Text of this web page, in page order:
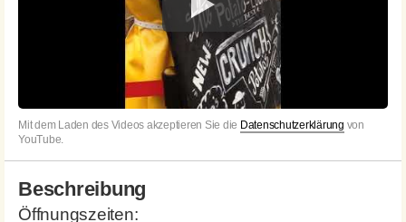
Mit dem Laden des Videos akzeptieren Sie die Datenschutzerklärung von
YouTube.
Beschreibung
Öffnungszeiten: